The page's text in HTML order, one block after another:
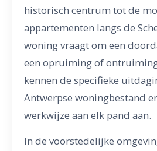
historisch centrum tot de
appartementen langs de
woning vraagt om een
een opruiming of
kennen de specifieke
Antwerpse woningbestand
werkwijze aan elk pand aan.
In de voorstedelijke